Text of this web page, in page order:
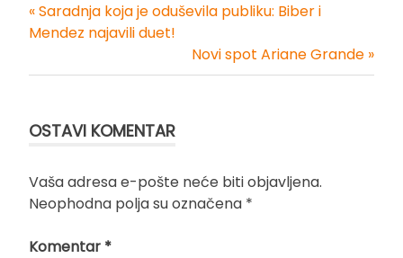
Kretanje
članka
« Saradnja koja je oduševila publiku: Biber i
Mendez najavili duet!
Novi spot Ariane Grande »
OSTAVI KOMENTAR
Vaša adresa e-pošte neće biti objavljena.
Neophodna polja su označena *
Komentar *